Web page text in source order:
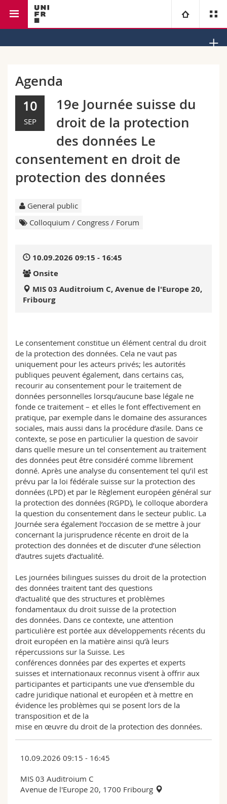
Campus
Research
Continuing education
Theology
Law
Management, Economics and Social sciences
Humanities
Education
Interfaculty
You are
Prospective students
Medias
Researchers
PhD students
Ressources
Maps/Orientation
Libraries
Course catalogue
MyUnifr
Institute of Law and Religion
Agenda
10
SEP
19e Journée suisse du
droit de la protection
des données Le
consentement en droit de
protection des données
General public
Colloquium / Congress / Forum
10.09.2026 09:15 - 16:45
Onsite
MIS 03 Auditroium C, Avenue de l'Europe 20,
Fribourg
Le consentement constitue un élément central du droit
de la protection des données. Cela ne vaut pas
uniquement pour les acteurs privés; les autorités
publiques peuvent également, dans certains cas,
recourir au consentement pour le traitement de
données personnelles lorsqu’aucune base légale ne
fonde ce traitement – et elles le font effectivement en
pratique, par exemple dans le domaine des assurances
sociales, mais aussi dans la procédure d’asile. Dans ce
contexte, se pose en particulier la question de savoir
dans quelle mesure un tel consentement au traitement
des données peut être considéré comme librement
donné. Après une analyse du consentement tel qu’il est
prévu par la loi fédérale suisse sur la protection des
données (LPD) et par le Règlement européen général sur
la protection des données (RGPD), le colloque abordera
la question du consentement dans le secteur public. La
Journée sera également l’occasion de se mettre à jour
concernant la jurisprudence récente en droit de la
protection des données et de discuter d’une sélection
d’autres sujets d’actualité.
Les journées bilingues suisses du droit de la protection
des données traitent tant des questions
d’actualité que des structures et problèmes
fondamentaux du droit suisse de la protection
des données. Dans ce contexte, une attention
particulière est portée aux développements récents du
droit européen en la matière ainsi qu’à leurs
répercussions sur la Suisse. Les
conférences données par des expertes et experts
suisses et internationaux reconnus visent à offrir aux
participantes et participants une vue d’ensemble du
cadre juridique national et européen et à mettre en
évidence les problèmes qui se posent lors de la
transposition et de la
mise en œuvre du droit de la protection des données.
10.09.2026 09:15 - 16:45
MIS 03 Auditroium C
Avenue de l'Europe 20, 1700 Fribourg